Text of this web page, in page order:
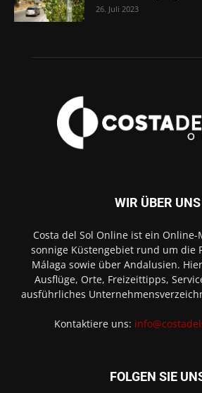
26. Juli 2023
WIR ÜBER UNS
Costa del Sol Online ist ein
sonnige Küstengebiet rund um die
Málaga sowie über Andalusien.
Ausflüge, Orte, Freizeittipps,
ausführliches
Kontaktiere uns:
FOLGEN SIE